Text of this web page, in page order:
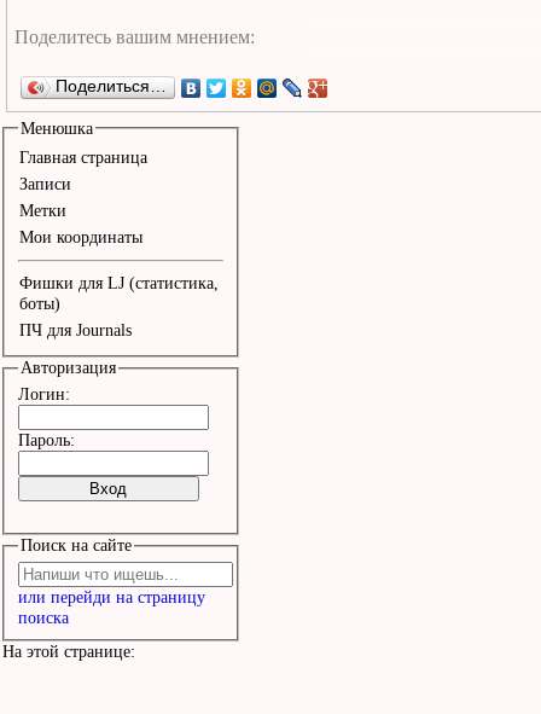
Поделиться…
Менюшка
Главная страница
Записи
Метки
Мои координаты
Фишки для LJ (статистика,
боты)
ПЧ для Journals
Авторизация
Логин:
Пароль:
Поиск на сайте
или перейди на страницу
поиска
На этой странице: